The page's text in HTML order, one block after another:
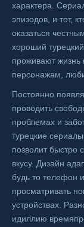
характера.
эпизодов, и тот,
оказаться
хороший
проживают жизнь
персонажам,
Постоянно
проводить
проблемах и
турецкие
позволит быстро
вкусу. Дизайн
будь то телефон
просматривать
устройствах.
идиллию